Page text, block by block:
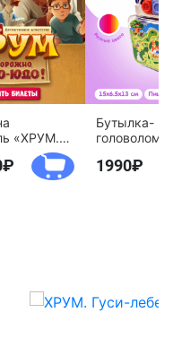
«ХРУМ.
Чудо-
Бутылка-
агентство
1990